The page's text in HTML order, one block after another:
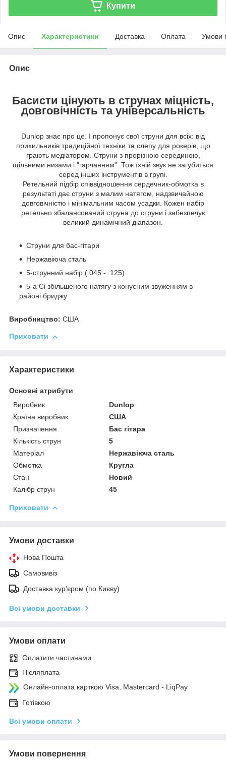
Купити
Опис Характеристики Доставка Оплата Умови
Опис
Басисти цінують в струнах міцність,
довговічність та універсальність
Dunlop знає про це. І пропонує свої струни для всіх: від
прихильників традиційної техніки та слепу для рокерів, що
грають медіатором. Струни з прорізною серединою,
щільними низами і "гарчанням". Тож їхній звук не загубиться
серед інших інструментів в групі.
Ретельний підбір співвідношення сердечник-обмотка в
результаті дає струни з малим натягом, надзвичайною
довговічністю і мінімальним часом усадки. Кожен набір
ретельно збалансований струна до струни і забезпечує
великий динамічний діапазон.
Струни для бас-гітари
Нержавіюча сталь
5-струнний набір (.045 - .125)
5-а Сі збільшеного натягу з конусним звуженням в
районі бриджу
Виробництво: США
Приховати
Характеристики
Основні атрибути
Виробник
Dunlop
Країна виробник
США
Призначення
Бас гітара
Кількість струн
5
Матеріал
Нержавіюча сталь
Обмотка
Кругла
Стан
Новий
Калібр струн
45
Приховати
Умови доставки
Нова Пошта
Самовивіз
Доставка кур'єром (по Києву)
Всі умови доставки
Умови оплати
Оплатити частинами
Післяплата
Онлайн-оплата карткою Visa, Mastercard - LiqPay
Готівкою
Всі умови оплати
Умови повернення